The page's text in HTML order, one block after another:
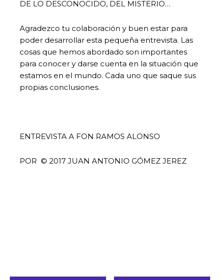
DE LO DESCONOCIDO, DEL MISTERIO…
Agradezco tu colaboración y buen estar para
poder desarrollar esta pequeña entrevista. Las
cosas que hemos abordado son importantes
para conocer y darse cuenta en la situación que
estamos en el mundo. Cada uno que saque sus
propias conclusiones.
ENTREVISTA A FON RAMOS ALONSO
POR © 2017 JUAN ANTONIO GÓMEZ JEREZ